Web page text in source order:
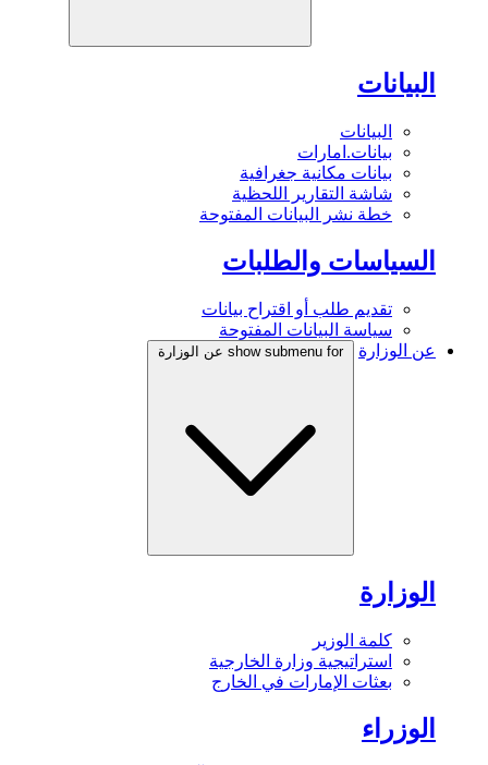
البيانات
البيانات
بيانات.امارات
بيانات مكانية جغرافية
شاشة التقارير اللحظية
خطة نشر البيانات المفتوحة
السياسات والطلبات
تقديم طلب أو اقتراح بيانات
سياسة البيانات المفتوحة
عن الوزارة
show submenu for عن الوزارة
الوزارة
كلمة الوزير
استراتيجية وزارة الخارجية
بعثات الإمارات في الخارج
الوزراء